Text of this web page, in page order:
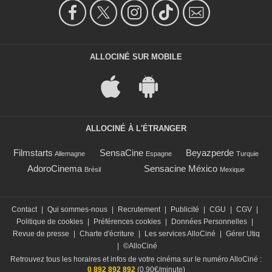
ALLOCINÉ SUR MOBILE
ALLOCINÉ À L'ÉTRANGER
Filmstarts Allemagne SensaCine Espagne Beyazperde Turquie
AdoroCinema Brésil Sensacine México Mexique
Contact Qui sommes-nous Recrutement Publicité CGU CGV
Politique de cookies
Préférences cookies Données Personnelles
Revue de presse
Charte d'écriture Les services AlloCiné
Gérer Utiq
©AlloCiné
Retrouvez tous les horaires et infos de votre cinéma sur le numéro AlloCiné :
0 892 892 892(0,90€/minute)